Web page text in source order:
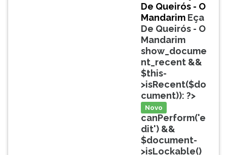
De Queirós - O
Mandarim Eça
De Queirós - O
Mandarim
show_docume
nt_recent &&
$this-
>isRecent($do
cument)): ?>
Novo
canPerform('e
dit') &&
$document-
>isLockable()